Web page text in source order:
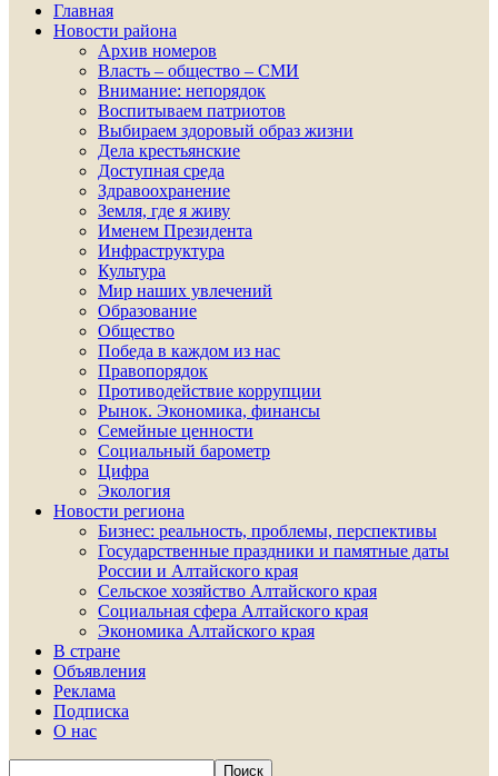
Главная
Новости района
Архив номеров
Власть – общество – СМИ
Внимание: непорядок
Воспитываем патриотов
Выбираем здоровый образ жизни
Дела крестьянские
Доступная среда
Здравоохранение
Земля, где я живу
Именем Президента
Инфраструктура
Культура
Мир наших увлечений
Образование
Общество
Победа в каждом из нас
Правопорядок
Противодействие коррупции
Рынок. Экономика, финансы
Семейные ценности
Социальный барометр
Цифра
Экология
Новости региона
Бизнес: реальность, проблемы, перспективы
Государственные праздники и памятные даты
России и Алтайского края
Сельское хозяйство Алтайского края
Социальная сфера Алтайского края
Экономика Алтайского края
В стране
Объявления
Реклама
Подписка
О нас